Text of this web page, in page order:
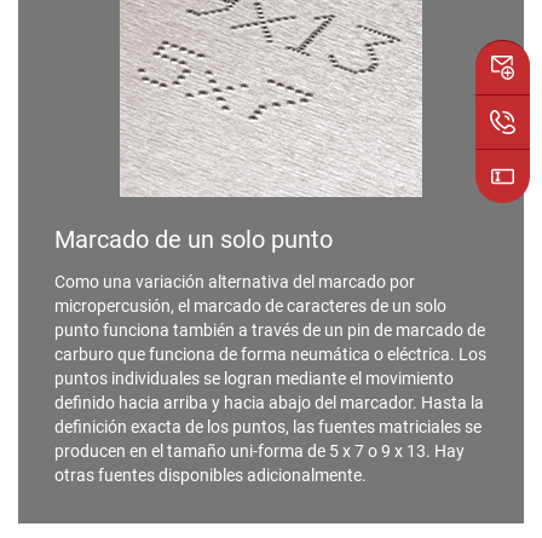
Marcado de un solo punto
Como una variación alternativa del marcado por
micropercusión, el marcado de caracteres de un solo
punto funciona también a través de un pin de marcado de
carburo que funciona de forma neumática o eléctrica. Los
puntos individuales se logran mediante el movimiento
definido hacia arriba y hacia abajo del marcador. Hasta la
definición exacta de los puntos, las fuentes matriciales se
producen en el tamaño uni-forma de 5 x 7 o 9 x 13. Hay
otras fuentes disponibles adicionalmente.